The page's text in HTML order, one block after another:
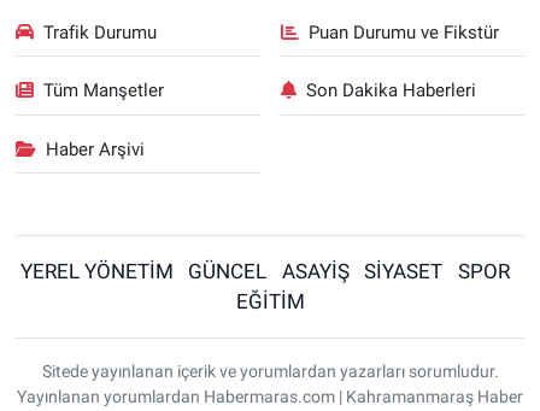
Trafik Durumu Puan Durumu ve Fikstür
Tüm Manşetler Son Dakika Haberleri
Haber Arşivi
YEREL YÖNETİM GÜNCEL ASAYİŞ SİYASET
SPOR
EĞİTİM
Sitede yayınlanan içerik ve yorumlardan yazarları sorumludur.
Yayınlanan yorumlardan Habermaras.com | Kahramanmaraş Haber